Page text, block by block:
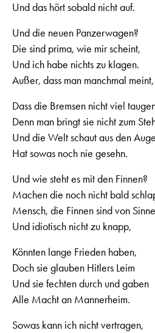
Und das hört sobald nicht auf.
Und die neuen Panzerwagen?
Die sind prima, wie mir scheint,
Und ich habe nichts zu klagen.
Außer, dass man manchmal meint,
Dass die Bremsen nicht viel
Denn man bringt sie nicht zum
Und die Welt schaut aus den
Hat sowas noch nie gesehn.
Und wie steht es mit den Finnen?
Machen die noch nicht bald
Mensch, die Finnen sind von
Und idiotisch nicht zu knapp,
Könnten lange Frieden haben,
Doch sie glauben Hitlers Leim
Und sie fechten durch und gaben
Alle Macht an Mannerheim.
Sowas kann ich nicht vertragen,